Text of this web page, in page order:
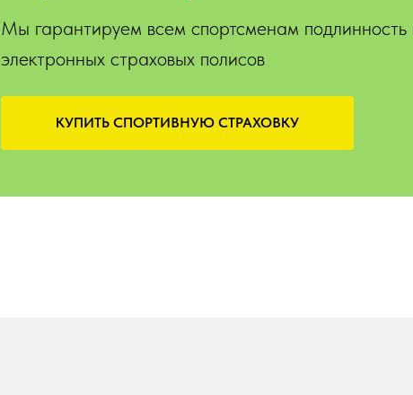
Мы гарантируем всем спортсменам подлинность
электронных страховых полисов
КУПИТЬ СПОРТИВНУЮ СТРАХОВКУ